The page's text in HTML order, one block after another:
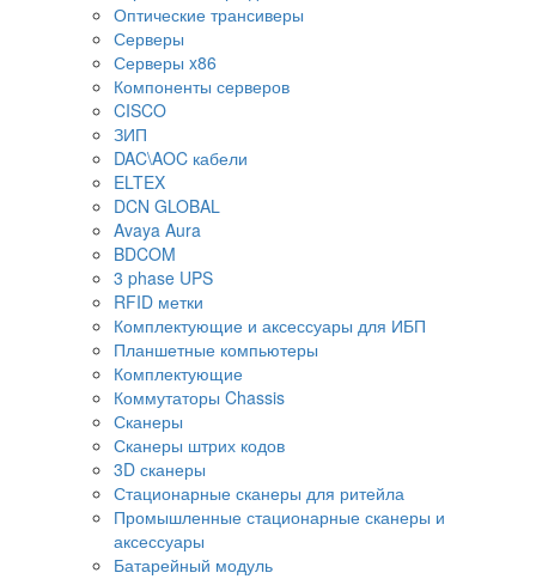
Оптические трансиверы
Серверы
Серверы x86
Компоненты серверов
CISCO
ЗИП
DAC\AOC кабели
ELTEX
DCN GLOBAL
Avaya Aura
BDCOM
3 phase UPS
RFID метки
Комплектующие и аксессуары для ИБП
Планшетные компьютеры
Комплектующие
Коммутаторы Chassis
Сканеры
Сканеры штрих кодов
3D сканеры
Стационарные сканеры для ритейла
Промышленные стационарные сканеры и
аксессуары
Батарейный модуль